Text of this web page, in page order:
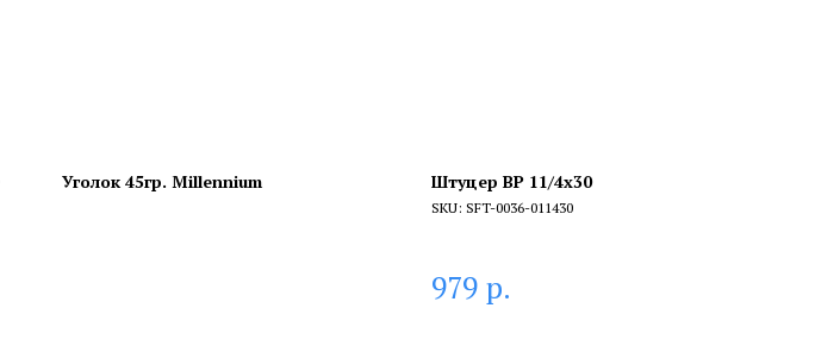
Уголок 45гр. Millennium Штуцер ВР 11/4x30
SKU: SFT-0036-011430
979 р.